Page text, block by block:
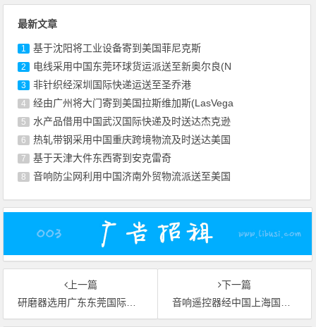
最新文章
1 基于沈阳将工业设备寄到美国菲尼克斯
2 电线采用中国东莞环球货运派送至新奥尔良(N
3 非针织经深圳国际快递运送至圣乔港
4 经由广州将大门寄到美国拉斯维加斯(LasVega
5 水产品借用中国武汉国际快递及时送达杰克逊
6 热轧带钢采用中国重庆跨境物流及时送达美国
7 基于天津大件东西寄到安克雷奇
8 音响防尘网利用中国济南外贸物流派送至美国
上一篇
研磨器选用广东东莞国际货运送达西班牙巴塞罗那
下一篇
音响遥控器经中国上海国际货运托运至英国伦敦